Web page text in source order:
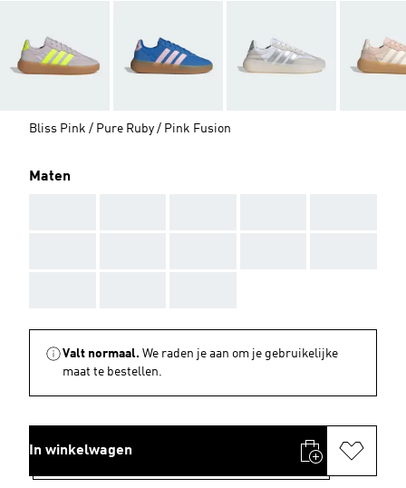
Bliss Pink / Pure Ruby / Pink Fusion
Maten
Valt normaal. We raden je aan om je gebruikelijke
maat te bestellen.
In winkelwagen